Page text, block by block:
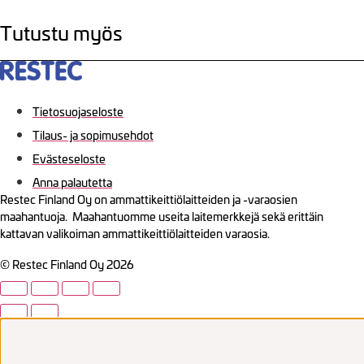
Tutustu myös
Tietosuojaseloste
Tilaus- ja sopimusehdot
Evästeseloste
Anna palautetta
Restec Finland Oy on ammattikeittiölaitteiden ja -varaosien
maahantuoja. Maahantuomme useita laitemerkkejä sekä erittäin
kattavan valikoiman ammattikeittiölaitteiden varaosia.
© Restec Finland Oy 2026